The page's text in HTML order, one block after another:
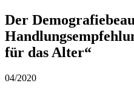
Der
für das Alter“
04/2020